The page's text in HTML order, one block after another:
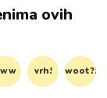
ovih
vrh! woot?!